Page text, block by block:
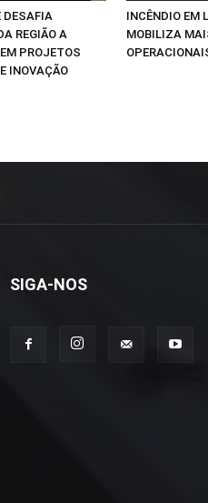
DESAFIA
REGIÃO A
PROJETOS
INOVAÇÃO
INCÊNDIO EM
MOBILIZA
SIGA-NOS